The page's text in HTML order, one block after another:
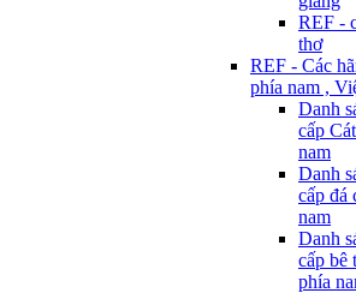
REF -
thơ
REF - Các
phía nam ,
Danh
cấp
nam
Danh
cấp đá
nam
Danh
cấp bê
phía